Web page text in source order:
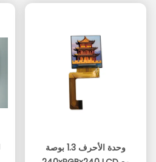
وحدة الأحرف 1.3 بوصة